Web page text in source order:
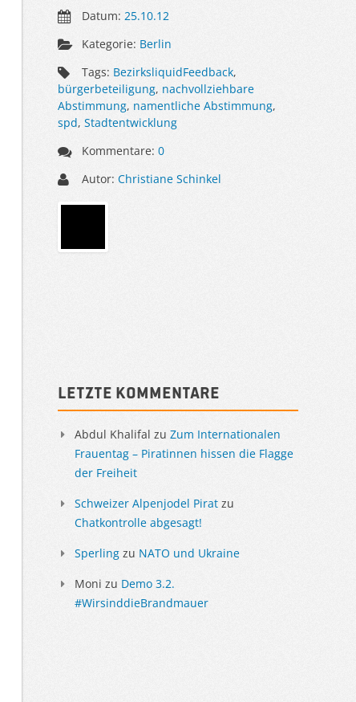
Datum:25.10.12
Kategorie: Berlin
Tags: BezirksliquidFeedback,
bürgerbeteiligung, nachvollziehbare
Abstimmung, namentliche Abstimmung,
spd, Stadtentwicklung
Kommentare:0
Autor:Christiane Schinkel
Letzte Kommentare
Abdul Khalifal zu Zum Internationalen
Frauentag – Piratinnen hissen die Flagge
der Freiheit
Schweizer Alpenjodel Pirat zu
Chatkontrolle abgesagt!
Sperling zu NATO und Ukraine
Moni zu Demo 3.2.
#WirsinddieBrandmauer